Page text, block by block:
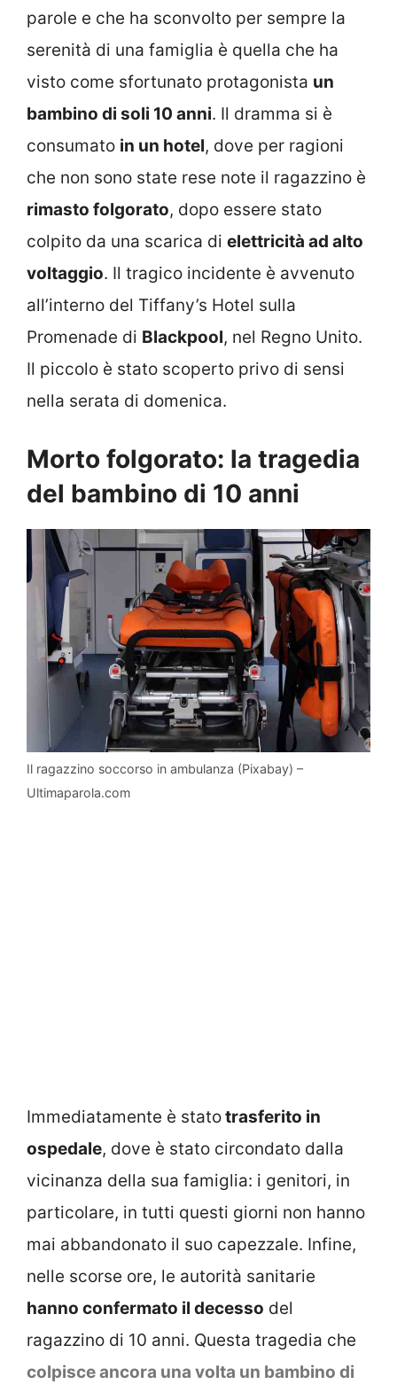
parole e che ha sconvolto per sempre la
serenità di una famiglia è quella che ha
visto come sfortunato protagonista un
bambino di soli 10 anni. Il dramma si è
consumato in un hotel, dove per ragioni
che non sono state rese note il ragazzino è
rimasto folgorato, dopo essere stato
colpito da una scarica di elettricità ad alto
voltaggio. Il tragico incidente è avvenuto
all’interno del Tiffany’s Hotel sulla
Promenade di Blackpool, nel Regno Unito.
Il piccolo è stato scoperto privo di sensi
nella serata di domenica.
Morto folgorato: la tragedia
del bambino di 10 anni
Il ragazzino soccorso in ambulanza (Pixabay) –
Ultimaparola.com
Immediatamente è statotrasferito in
ospedale, dove è stato circondato dalla
vicinanza della sua famiglia: i genitori, in
particolare, in tutti questi giorni non hanno
mai abbandonato il suo capezzale. Infine,
nelle scorse ore, le autorità sanitarie
hanno confermato il decesso del
ragazzino di 10 anni. Questa tragedia che
colpisce ancora una volta un bambino di